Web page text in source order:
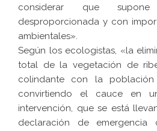
considerar que
desproporcionada y con
ambientales».
Según los ecologistas, «la
total de la vegetación de
colindante con la
convirtiendo el cauce en
intervención, que se está
declaración de emergencia